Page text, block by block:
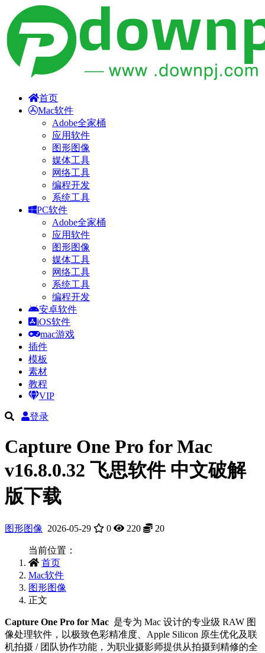
首页
Mac软件
Adobe全家桶
应用软件
图形图像
媒体工具
网络工具
编程开发
系统工具
PC软件
Adobe全家桶
应用软件
图形图像
媒体工具
网络工具
系统工具
编程开发
安卓软件
iOS软件
mac游戏
插件
模板
素材
教程
VIP
登录
Capture One Pro for Mac
v16.8.0.32 飞思软件 中文破解
版下载
图形图像 2026-05-29 0 220 20
当前位置：
首页
Mac软件
图形图像
正文
Capture One Pro for Mac 是专为 Mac 设计的专业级 RAW 图
像处理软件，以极致色彩精准度、Apple Silicon 原生优化及联
机拍摄 / 团队协作功能，为职业摄影师提供从拍摄到精修的全